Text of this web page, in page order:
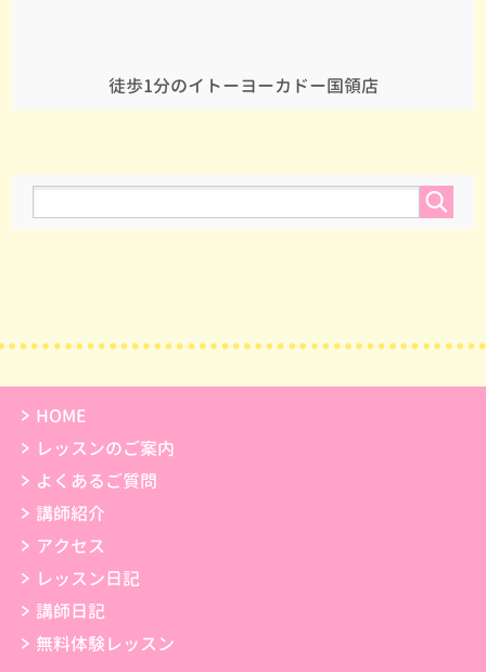
徒歩1分のイトーヨーカドー国領店
HOME
レッスンのご案内
よくあるご質問
講師紹介
アクセス
レッスン日記
講師日記
無料体験レッスン